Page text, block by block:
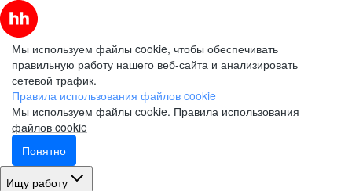
Мы используем файлы cookie, чтобы обеспечивать
правильную работу нашего веб-сайта и анализировать
сетевой трафик.
Правила использования файлов cookie
Мы используем файлы cookie. Правила использования
файлов cookie
Понятно
Ищу работу